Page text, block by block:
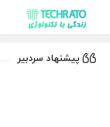
تکراتو – زندگی با تکنولوژی
پیشنهاد سردبیر